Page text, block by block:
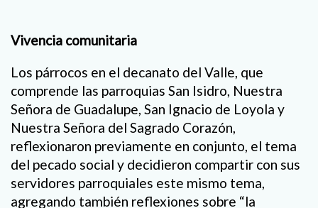
Vivencia comunitaria
Los párrocos en el decanato del Valle, que
comprende las parroquias San Isidro, Nuestra
Señora de Guadalupe, San Ignacio de Loyola y
Nuestra Señora del Sagrado Corazón,
reflexionaron previamente en conjunto, el tema
del pecado social y decidieron compartir con sus
servidores parroquiales este mismo tema,
agregando también reflexiones sobre “la